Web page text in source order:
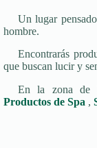
Un lugar
hombre.
Encontrarás
que buscan lucir y
En la zona de
Productos de Spa ,